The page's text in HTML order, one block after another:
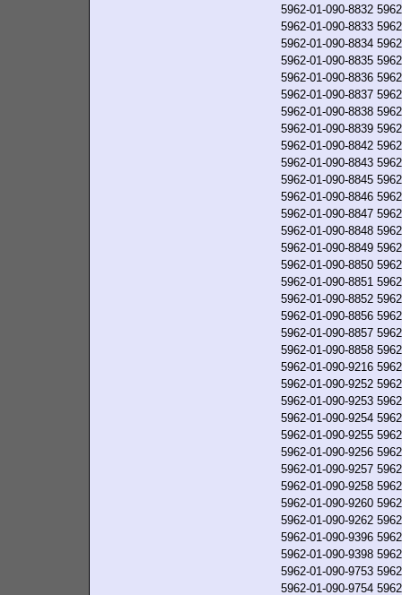
5962-01-090-8832
5962-01-090-8833
5962-01-090-8834
5962-01-090-8835
5962-01-090-8836
5962-01-090-8837
5962-01-090-8838
5962-01-090-8839
5962-01-090-8842
5962-01-090-8843
5962-01-090-8845
5962-01-090-8846
5962-01-090-8847
5962-01-090-8848
5962-01-090-8849
5962-01-090-8850
5962-01-090-8851
5962-01-090-8852
5962-01-090-8856
5962-01-090-8857
5962-01-090-8858
5962-01-090-9216
5962-01-090-9252
5962-01-090-9253
5962-01-090-9254
5962-01-090-9255
5962-01-090-9256
5962-01-090-9257
5962-01-090-9258
5962-01-090-9260
5962-01-090-9262
5962-01-090-9396
5962-01-090-9398
5962-01-090-9753
5962-01-090-9754